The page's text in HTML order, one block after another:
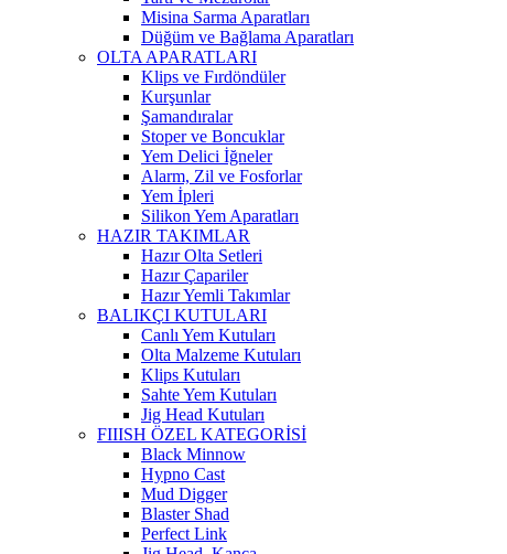
Misina Sarma Aparatları
Düğüm ve Bağlama Aparatları
OLTA APARATLARI
Klips ve Fırdöndüler
Kurşunlar
Şamandıralar
Stoper ve Boncuklar
Yem Delici İğneler
Alarm, Zil ve Fosforlar
Yem İpleri
Silikon Yem Aparatları
HAZIR TAKIMLAR
Hazır Olta Setleri
Hazır Çapariler
Hazır Yemli Takımlar
BALIKÇI KUTULARI
Canlı Yem Kutuları
Olta Malzeme Kutuları
Klips Kutuları
Sahte Yem Kutuları
Jig Head Kutuları
FIIISH ÖZEL KATEGORİSİ
Black Minnow
Hypno Cast
Mud Digger
Blaster Shad
Perfect Link